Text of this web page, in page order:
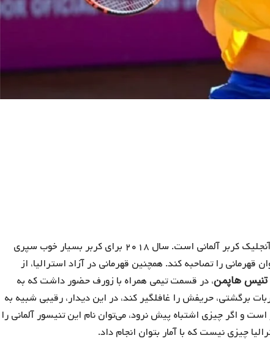
از مدعیان اصلی قهرمانی در اوپن استرالیا ، همین آنجلیک کربر آلمانی است. سال ۲۰۱۸ برای کربر بسیار خوب سپری
قهرمانی را تصاحبه کند. همچنین قهرمانی در آزاد استرالیا، از
تنیس هاپمن، در قسمت تیمی همراه با زورف حضور داشت که به
برگشتی، حریفش را غافلگیر کند، در این دیدار، رقیبی شبیه به
و اگر چیزی اشتباه پیش نرود، می‌توان نام این تنیسور آلمانی را
چیزی نیست که با آمار بتوان انجام داد.